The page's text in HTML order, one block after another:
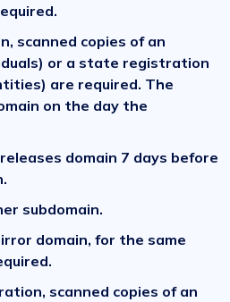
scanned copies of an
or a state registration
are required. The
on the day the
domain 7 days before
subdomain.
domain, for the same
scanned copies of an